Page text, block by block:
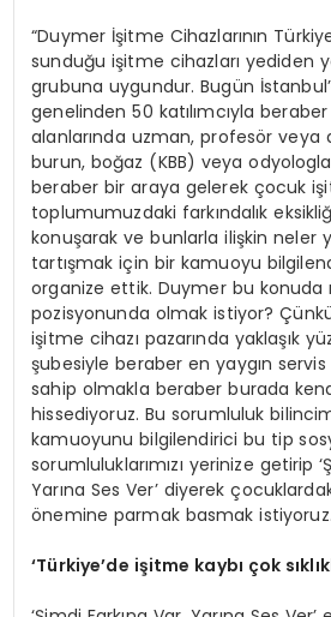
“Duymer İşitme Cihazlarının
sunduğu işitme cihazları yediden
grubuna uygundur. Bugün
genelinden 50 katılımcıyla
alanlarında uzman, profesör veya
burun, boğaz (KBB) veya
beraber bir araya gelerek çocuk
toplumumuzdaki farkındalık
konuşarak ve bunlarla ilişkin neler
tartışmak için bir kamuoyu
organize ettik. Duymer bu konuda
pozisyonunda olmak istiyor?
işitme cihazı pazarında yaklaşık
şubesiyle beraber en yaygın servis
sahip olmakla beraber burada
hissediyoruz. Bu sorumluluk
kamuoyunu bilgilendirici bu tip
sorumluluklarımızı yerinize getirip
Yarına Ses Ver’ diyerek
önemine parmak basmak
‘Türkiye’de işitme kaybı çok